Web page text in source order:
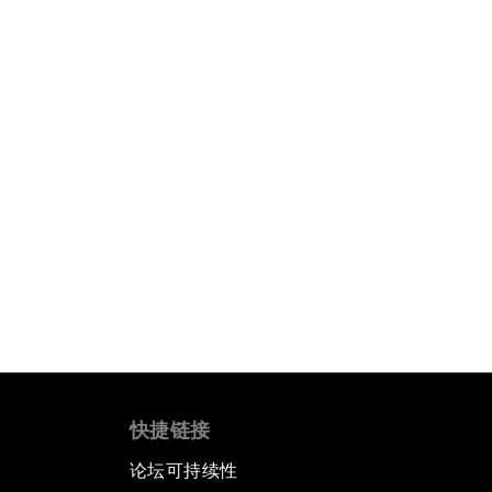
快捷链接
论坛可持续性